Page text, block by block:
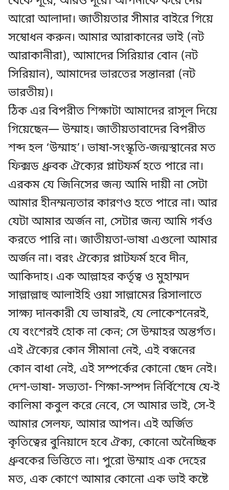
আরো আলাদা। জাতীয়তার সীমার বাইরে গিয়ে
সম্বোধন করুন। আমার আরাকানের ভাই (নট
আরাকানীরা), আমাদের সিরিয়ার বোন (নট
সিরিয়ান), আমাদের ভারতের সন্তানরা (নট
ভারতীয়)।
ঠিক এর বিপরীত শিক্ষাটা আমাদের রাসূল দিয়ে
গিয়েছেন— উম্মাহ। জাতীয়তাবাদের বিপরীত
শব্দ হল ‘উম্মাহ’। ভাষা-সংস্কৃতি-জন্মস্থানের মত
ফিক্সড ধ্রুবক ঐক্যের প্লাটফর্ম হতে পারে না।
এরকম যে জিনিসের জন্য আমি দায়ী না সেটা
আমার হীনম্মন্যতার কারণও হতে পারে না। আর
যেটা আমার অর্জন না, সেটার জন্য আমি গর্বও
করতে পারি না। জাতীয়তা-ভাষা এগুলো আমার
অর্জন না। বরং ঐক্যের প্লাটফর্ম হবে দীন,
আকিদাহ। এক আল্লাহর কর্তৃত্ব ও মুহাম্মদ
সাল্লাল্লাহু আলাইহি ওয়া সাল্লামের রিসালাতে
সাক্ষ্য দানকারী যে ভাষারই, যে লোকেশনেরই,
যে বংশেরই হোক না কেন; সে উম্মাহর অন্তর্গত।
এই ঐক্যের কোন সীমানা নেই, এই বন্ধনের
কোন বাধা নেই, এই সম্পর্কের কোনো ছেদ নেই।
দেশ-ভাষা- সভ্যতা- শিক্ষা-সম্পদ নির্বিশেষে যে-ই
কালিমা কবুল করে নেবে, সে আমার ভাই, সে-ই
আমার সেলফ, আমার আপন। এই অর্জিত
কৃতিত্বের বুনিয়াদে হবে ঐক্য, কোনো অনৈচ্ছিক
ধ্রুবকের ভিত্তিতে না। পুরো উম্মাহ এক দেহের
মত, এক কোণে আমার কোনো এক ভাই কষ্টে